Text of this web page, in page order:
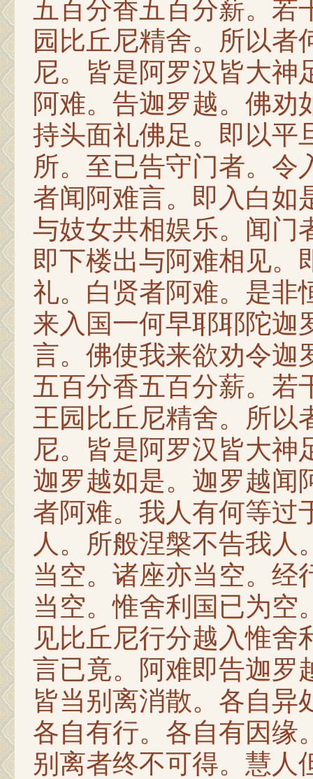
五百分香五百分薪。若
园比丘尼精舍。所以者
尼。皆是阿罗汉皆大神
阿难。告迦罗越。佛劝
持头面礼佛足。即以平
所。至已告守门者。令
者闻阿难言。即入白如
与妓女共相娱乐。闻门
即下楼出与阿难相见。
礼。白贤者阿难。是非
来入国一何早耶耶陀迦
言。佛使我来欲劝令迦
五百分香五百分薪。若
王园比丘尼精舍。所以
尼。皆是阿罗汉皆大神
迦罗越如是。迦罗越闻
者阿难。我人有何等过
人。所般涅槃不告我人
当空。诸座亦当空。经
当空。惟舍利国已为空
见比丘尼行分越入惟舍
言已竟。阿难即告迦罗
皆当别离消散。各自异
各自有行。各自有因缘
别离者终不可得。慧人